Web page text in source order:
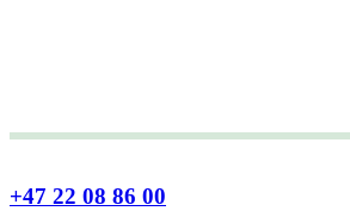
+47 22 08 86 00